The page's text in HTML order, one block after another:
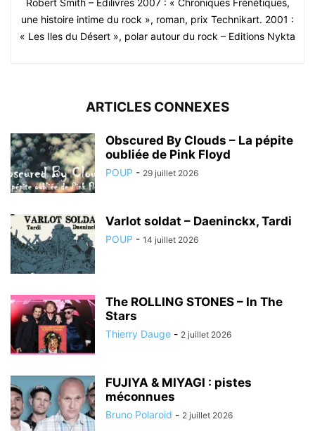
une histoire intime du rock », roman, prix Technikart. 2001 :
« Les Iles du Désert », polar autour du rock – Editions Nykta
ARTICLES CONNEXES
Obscured By Clouds – La pépite
oubliée de Pink Floyd
POUP - 29 juillet 2026
Varlot soldat – Daeninckx, Tardi
POUP - 14 juillet 2026
The ROLLING STONES – In The
Stars
Thierry Dauge - 2 juillet 2026
FUJIYA & MIYAGI : pistes
méconnues
Bruno Polaroid - 2 juillet 2026